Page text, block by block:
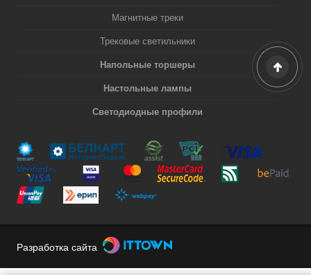
Магнитные треки
Трековые светильники
Напольные торшеры
Настольные лампы
Светодиодные профили
Разработка сайта